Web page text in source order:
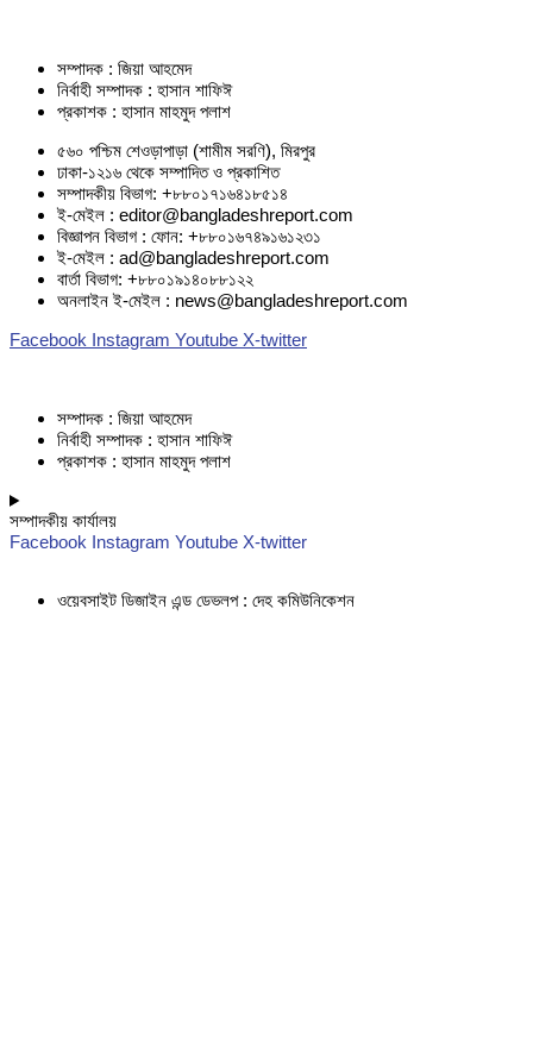
সম্পাদক : জিয়া আহমেদ
নির্বাহী সম্পাদক : হাসান শাফিঈ
প্রকাশক : হাসান মাহমুদ পলাশ
৫৬০ পশ্চিম শেওড়াপাড়া (শামীম সরণি), মিরপুর
ঢাকা-১২১৬ থেকে সম্পাদিত ও প্রকাশিত
সম্পাদকীয় বিভাগ: +৮৮০১৭১৬৪১৮৫১৪
ই-মেইল : editor@bangladeshreport.com
বিজ্ঞাপন বিভাগ : ফোন: +৮৮০১৬৭৪৯১৬১২৩১
ই-মেইল : ad@bangladeshreport.com
বার্তা বিভাগ: +৮৮০১৯১৪০৮৮১২২
অনলাইন ই-মেইল : news@bangladeshreport.com
Facebook Instagram Youtube X-twitter
সম্পাদক : জিয়া আহমেদ
নির্বাহী সম্পাদক : হাসান শাফিঈ
প্রকাশক : হাসান মাহমুদ পলাশ
সম্পাদকীয় কার্যালয়
Facebook Instagram Youtube X-twitter
ওয়েবসাইট ডিজাইন এন্ড ডেভলপ : দেহ কমিউনিকেশন